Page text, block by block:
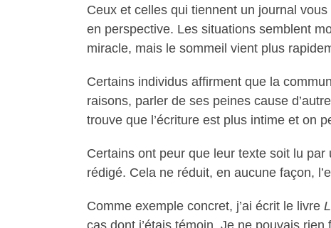
Ceux et celles qui tiennent un journal
en perspective. Les situations semblent
miracle, mais le sommeil vient plus
Certains individus affirment que la
raisons, parler de ses peines cause
trouve que l’écriture est plus intime et on
Certains ont peur que leur texte soit lu
rédigé. Cela ne réduit, en aucune façon,
Comme exemple concret, j’ai écrit le livre
cas dont j’étais témoin. Je ne pouvais